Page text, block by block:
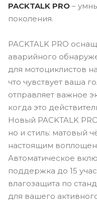
PACKTALK PRO –
поколения.
PACKTALK PRO
аварийного
для мотоциклистов
что чувствует ваша
отправляет важное
когда это
Новый PACKTALK
но и стиль: матовый
настоящим
Автоматическое
поддержка до 15
влагозащита по
для вашего